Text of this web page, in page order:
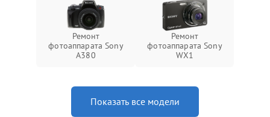
Ремонт
фотоаппарата Sony
A380
Ремонт
фотоаппарата Sony
WX1
Показать все модели